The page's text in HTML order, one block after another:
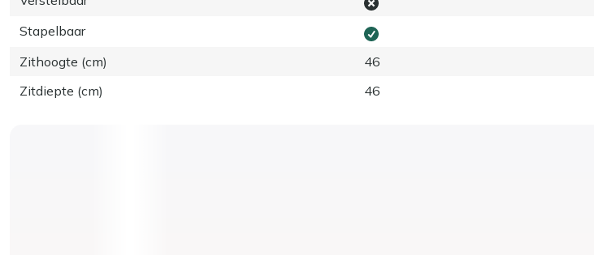
Stapelbaar
Zithoogte (cm)
46
Zitdiepte (cm)
46